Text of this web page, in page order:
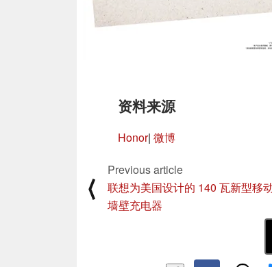
资料来源
Honor| 微博
⟨
Previous article
联想为美国设计的 140 瓦新型移
墙壁充电器